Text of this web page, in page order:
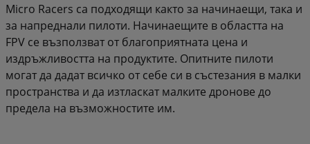
Micro Racers са подходящи както за начинаещи, така и
за напреднали пилоти. Начинаещите в областта на
FPV се възползват от благоприятната цена и
издръжливостта на продуктите. Опитните пилоти
могат да дадат всичко от себе си в състезания в малки
пространства и да изтласкат малките дронове до
предела на възможностите им.